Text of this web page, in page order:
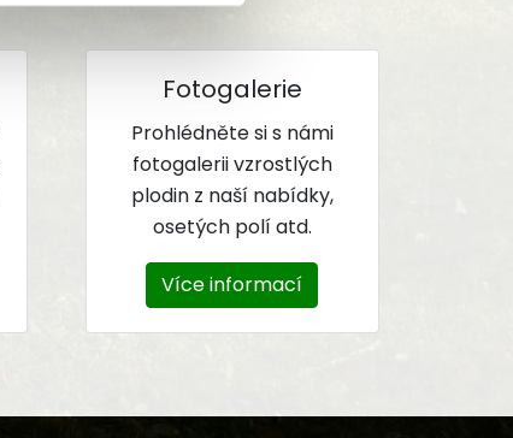
Fotogalerie
Prohlédněte si s námi
fotogalerii vzrostlých
plodin z naší nabídky,
osetých polí atd.
Více informací